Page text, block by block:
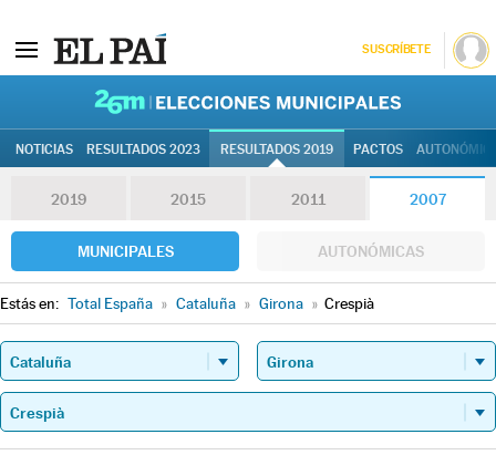
SUSCRÍBETE
NOTICIAS RESULTADOS 2023 RESULTADOS 2019 PACTOS
2019 2015 2011 2007
MUNICIPALES AUTONÓMICAS
Estás en: Total España » Cataluña » Girona » Crespià